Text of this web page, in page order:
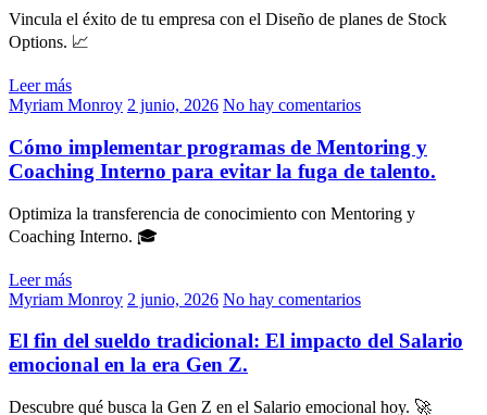
Vincula el éxito de tu empresa con el Diseño de planes de Stock
Options. 📈
Leer más
Myriam Monroy 2 junio, 2026 No hay comentarios
Cómo implementar programas de Mentoring y
Coaching Interno para evitar la fuga de talento.
Optimiza la transferencia de conocimiento con Mentoring y
Coaching Interno. 🎓
Leer más
Myriam Monroy 2 junio, 2026 No hay comentarios
El fin del sueldo tradicional: El impacto del Salario
emocional en la era Gen Z.
Descubre qué busca la Gen Z en el Salario emocional hoy. 🚀